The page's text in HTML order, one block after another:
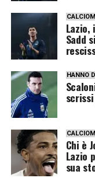
Lazio,
Sadd
HANNO
Chi è
Lazio
sua